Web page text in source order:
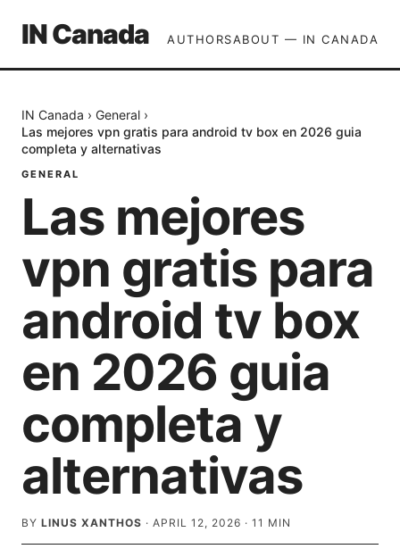
IN Canada AUTHORSABOUT — IN CANADA
IN Canada › General ›
Las mejores vpn gratis para android tv box en 2026 guia
completa y alternativas
GENERAL
Las mejores
vpn gratis para
android tv box
en 2026 guia
completa y
alternativas
BY LINUS XANTHOS · APRIL 12, 2026 · 11 MIN